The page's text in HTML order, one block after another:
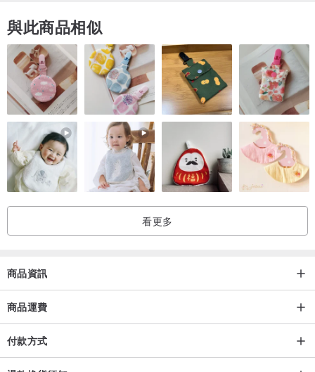
與此商品相似
看更多
商品資訊
商品運費
付款方式